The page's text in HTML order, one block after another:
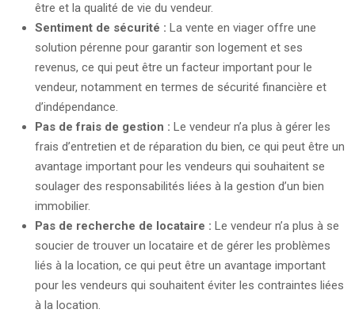
être et la qualité de vie du vendeur.
Sentiment de sécurité : La vente en viager offre une
solution pérenne pour garantir son logement et ses
revenus, ce qui peut être un facteur important pour le
vendeur, notamment en termes de sécurité financière et
d’indépendance.
Pas de frais de gestion : Le vendeur n’a plus à gérer les
frais d’entretien et de réparation du bien, ce qui peut être un
avantage important pour les vendeurs qui souhaitent se
soulager des responsabilités liées à la gestion d’un bien
immobilier.
Pas de recherche de locataire : Le vendeur n’a plus à se
soucier de trouver un locataire et de gérer les problèmes
liés à la location, ce qui peut être un avantage important
pour les vendeurs qui souhaitent éviter les contraintes liées
à la location.